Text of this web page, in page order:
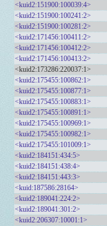
<kuid2:151900:100039:4>
<kuid2:151900:100241:2>
<kuid2:151900:100281:2>
<kuid2:171456:100411:2>
<kuid2:171456:100412:2>
<kuid2:171456:100413:2>
<kuid2:173286:220037:1>
<kuid2:175455:100862:1>
<kuid2:175455:100877:1>
<kuid2:175455:100883:1>
<kuid2:175455:100891:1>
<kuid2:175455:100969:1>
<kuid2:175455:100982:1>
<kuid2:175455:101009:1>
<kuid2:184151:434:5>
<kuid2:184151:438:4>
<kuid2:184151:443:3>
<kuid:187586:28164>
<kuid2:189041:224:2>
<kuid2:189041:301:2>
<kuid2:206307:10001:1>